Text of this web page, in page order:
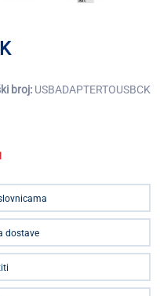
broj: USBADAPTERTOUSBCK
dostave